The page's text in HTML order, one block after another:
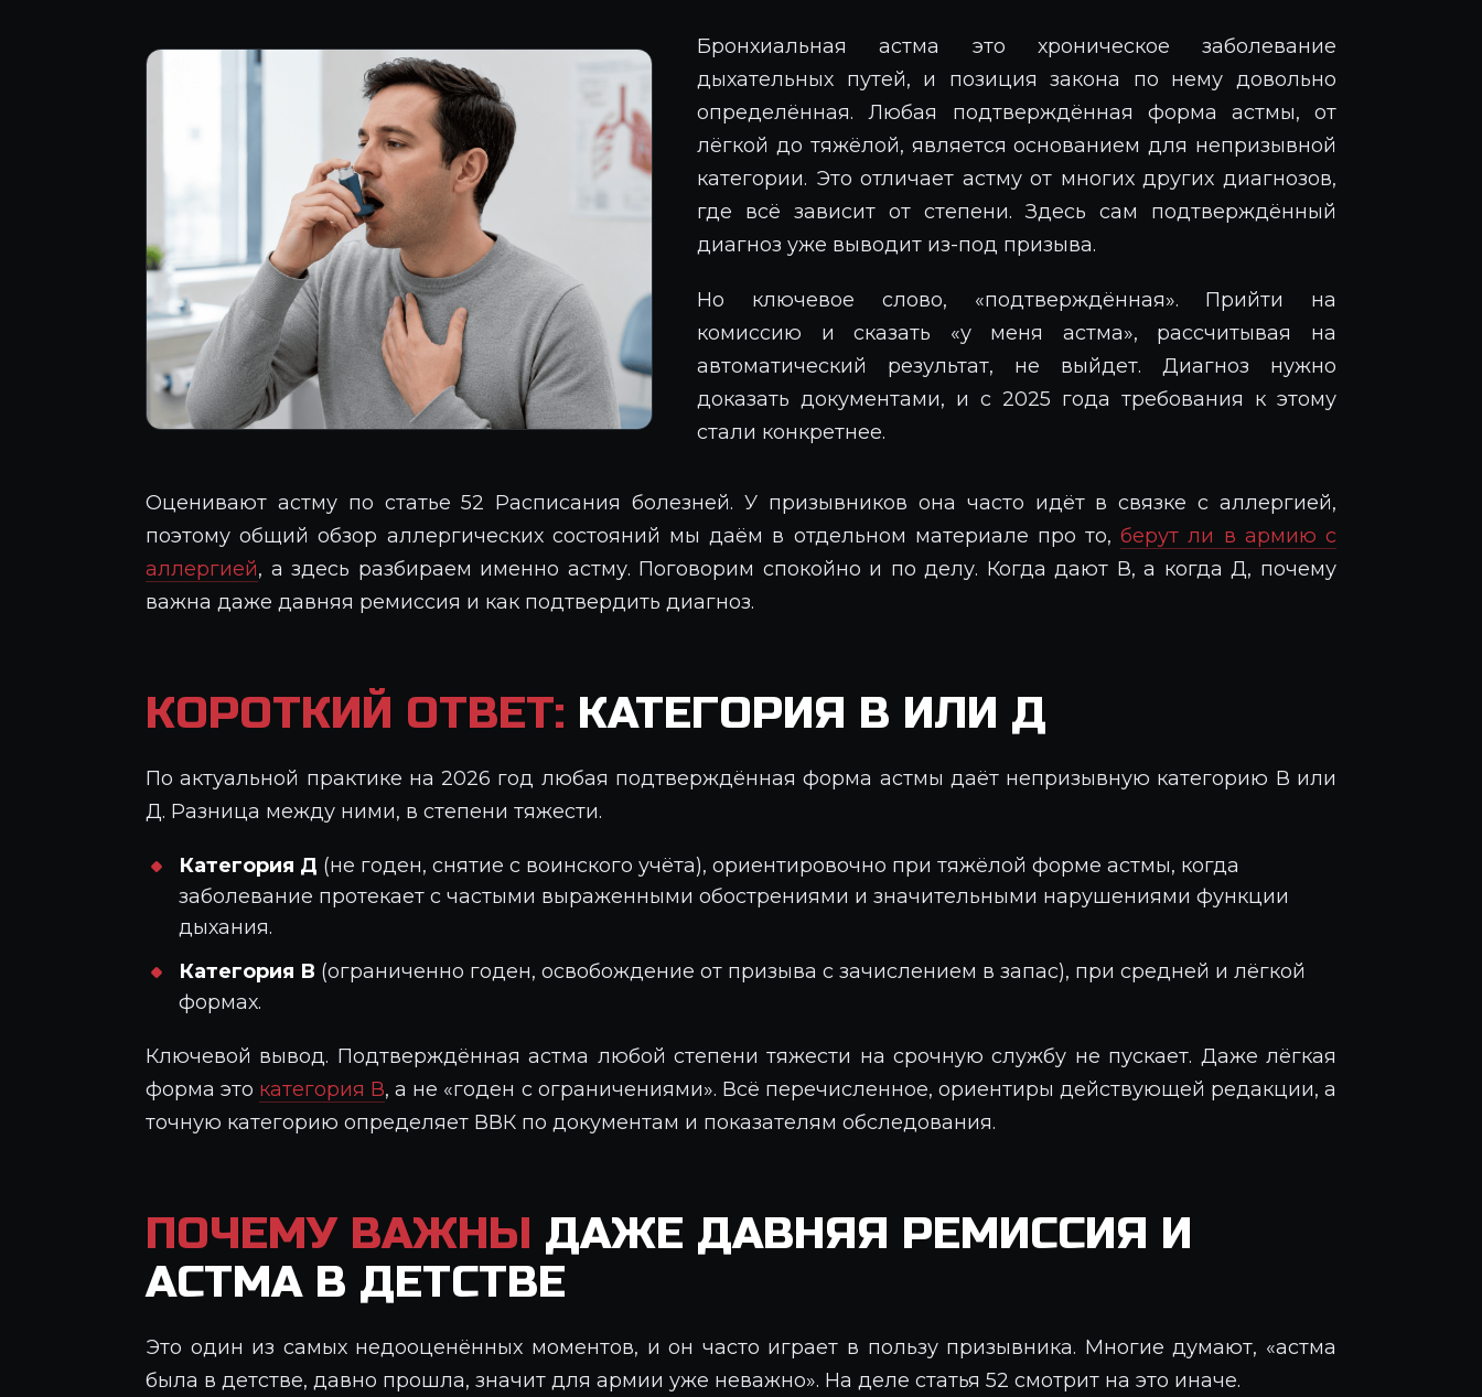
Бронхиальная астма это хроническое заболевание
дыхательных путей, и позиция закона по нему довольно
определённая. Любая подтверждённая форма астмы, от
лёгкой до тяжёлой, является основанием для непризывной
категории. Это отличает астму от многих других диагнозов,
где всё зависит от степени. Здесь сам подтверждённый
диагноз уже выводит из-под призыва.
Но ключевое слово, «подтверждённая». Прийти на
комиссию и сказать «у меня астма», рассчитывая на
автоматический результат, не выйдет. Диагноз нужно
доказать документами, и с 2025 года требования к этому
стали конкретнее.
Оценивают астму по статье 52 Расписания болезней. У призывников она часто идёт в связке с аллергией,
поэтому общий обзор аллергических состояний мы даём в отдельном материале про то,берут ли в армию с
аллергией, а здесь разбираем именно астму. Поговорим спокойно и по делу. Когда дают В, а когда Д, почему
важна даже давняя ремиссия и как подтвердить диагноз.
КОРОТКИЙ ОТВЕТ: КАТЕГОРИЯ В ИЛИ Д
По актуальной практике на 2026 год любая подтверждённая форма астмы даёт непризывную категорию В или
Д. Разница между ними, в степени тяжести.
Категория Д (не годен, снятие с воинского учёта), ориентировочно при тяжёлой форме астмы, когда
заболевание протекает с частыми выраженными обострениями и значительными нарушениями функции
дыхания.
Категория В (ограниченно годен, освобождение от призыва с зачислением в запас), при средней и лёгкой
формах.
Ключевой вывод. Подтверждённая астма любой степени тяжести на срочную службу не пускает. Даже лёгкая
форма это категория В, а не «годен с ограничениями». Всё перечисленное, ориентиры действующей редакции, а
точную категорию определяет ВВК по документам и показателям обследования.
ПОЧЕМУ ВАЖНЫ ДАЖЕ ДАВНЯЯ РЕМИССИЯ И
АСТМА В ДЕТСТВЕ
Это один из самых недооценённых моментов, и он часто играет в пользу призывника. Многие думают, «астма
была в детстве, давно прошла, значит для армии уже неважно». На деле статья 52 смотрит на это иначе.